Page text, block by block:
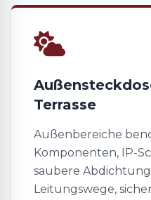
Terrasse
Außenbereiche
Komponenten, IP-
saubere
Leitungswege,